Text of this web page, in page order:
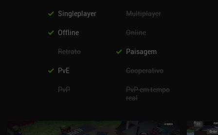
Singleplayer Multiplayer
Offline Online
Retrato Paisagem
PvE Cooperativo
PvP
PvP em tempo
real